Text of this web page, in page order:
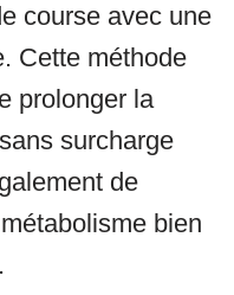
course avec une
Cette méthode
prolonger la
surcharge
de
bien